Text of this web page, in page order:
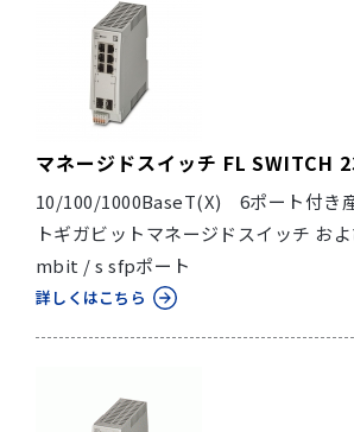
マネージドスイッチ FL SWITCH
10/100/1000BaseT(X) 6ポート付き
トギガビットマネージドスイッチ お
mbit / s sfpポート
詳しくはこちら